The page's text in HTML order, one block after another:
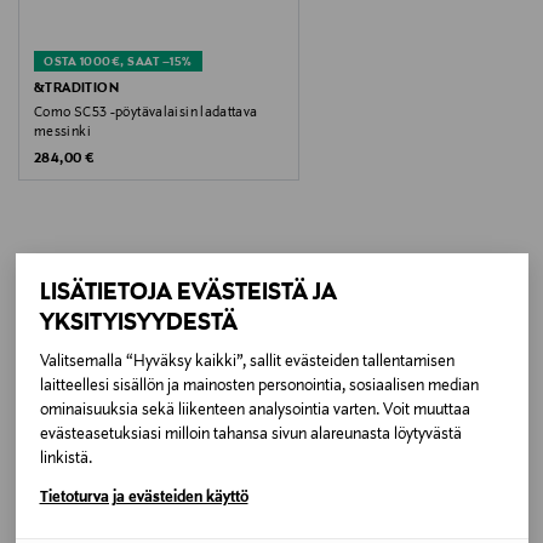
LISÄTIETOJA EVÄSTEISTÄ JA
YKSITYISYYDESTÄ
Valitsemalla “Hyväksy kaikki”, sallit evästeiden tallentamisen
laitteellesi sisällön ja mainosten personointia, sosiaalisen median
ominaisuuksia sekä liikenteen analysointia varten. Voit muuttaa
evästeasetuksiasi milloin tahansa sivun alareunasta löytyvästä
linkistä.
Tietoturva ja evästeiden käyttö
Koko
26 x 26 x 36.5 cm
VP7017001372
Gubi A/S
Valmistajan osoite
Orientkaj 18-20, 2150 Nordhavn, Denmark
OSTA 1000€, SAAT –15%
&TRADITION
Como SC53 -pöytävalaisin ladattava
messinki
Original Price
284,00 €
LISÄÄ KIINNOSTAVIA
TUOTTEITA